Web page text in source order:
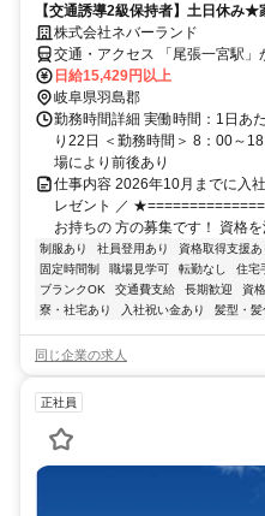
【交通誘導2級保持者】土日休み★
株式会社ネバーランド
交通・アクセス 「尾張一宮駅
から車でスグ ※車OK
日給15,429円以上
岐阜県羽島郡
勤務時間詳細 実働時間：1日あ
り22日 ＜勤務時間＞ 8：00～
場により前後あり
仕事内容 2026年10月までに入
レゼント ／
お持ちの 方の募集です！ 資格
制服あり 社員登用あり 資格取得支援あ
固定時間制
職場見学可 転勤なし 住宅
ブランクOK
交通費支給 長期歓迎 資
寮・社宅あり
入社祝い金あり 髪型・髪
同じ企業の求人
正社員